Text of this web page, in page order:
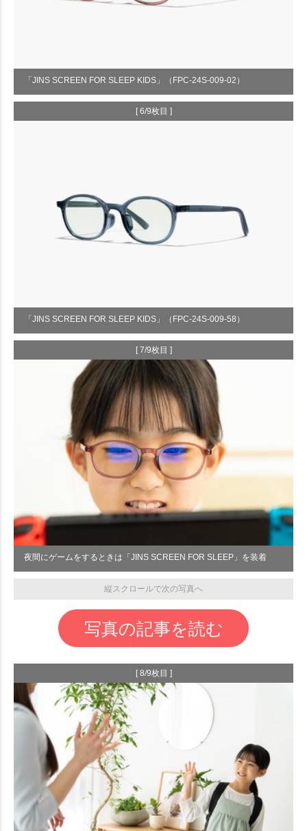
「JINS SCREEN FOR SLEEP KIDS」（FPC-24S-009-02）
[ 6/9枚目 ]
「JINS SCREEN FOR SLEEP KIDS」（FPC-24S-009-58）
[ 7/9枚目 ]
夜間にゲームをするときは「JINS SCREEN FOR SLEEP」を装着
縦スクロールで次の写真へ
写真の記事を読む
[ 8/9枚目 ]